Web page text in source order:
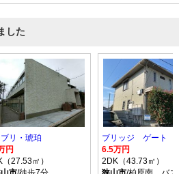
した
ブリ・琥珀
円
（27.53㎡）
ブリッジ ゲート
6.5万円
2DK（43.73㎡）